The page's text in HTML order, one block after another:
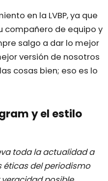
en la LVBP, ya que
compañero de equipo y
salgo a dar lo mejor
versión de nosotros
cosas bien; eso es lo
y el estilo
toda la actualidad a
éticas del periodismo